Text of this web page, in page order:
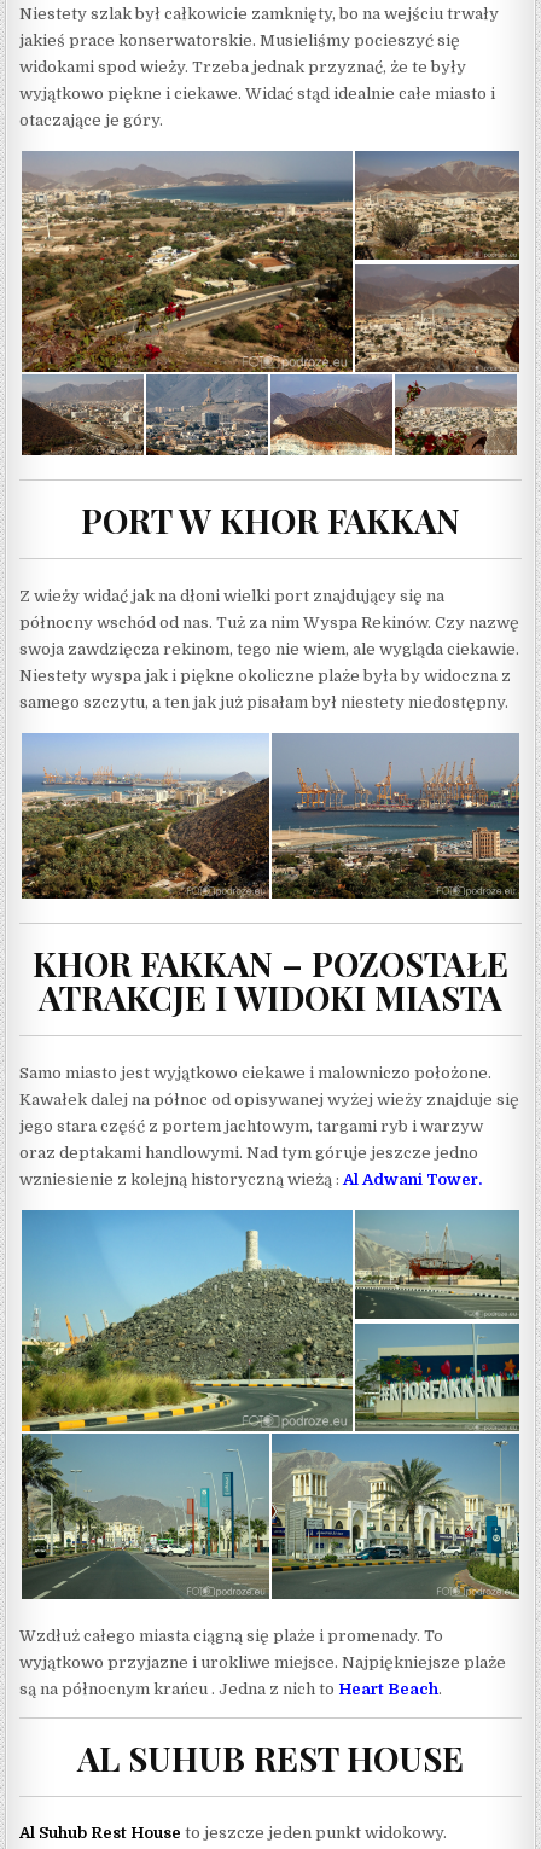
Niestety szlak był całkowicie zamknięty, bo na wejściu trwały
jakieś prace konserwatorskie. Musieliśmy pocieszyć się
widokami spod wieży. Trzeba jednak przyznać, że te były
wyjątkowo piękne i ciekawe. Widać stąd idealnie całe miasto i
otaczające je góry.
PORT W KHOR FAKKAN
Z wieży widać jak na dłoni wielki port znajdujący się na
północny wschód od nas. Tuż za nim Wyspa Rekinów. Czy nazwę
swoja zawdzięcza rekinom, tego nie wiem, ale wygląda ciekawie.
Niestety wyspa jak i piękne okoliczne plaże była by widoczna z
samego szczytu, a ten jak już pisałam był niestety niedostępny.
KHOR FAKKAN – POZOSTAŁE
ATRAKCJE I WIDOKI MIASTA
Samo miasto jest wyjątkowo ciekawe i malowniczo położone.
Kawałek dalej na północ od opisywanej wyżej wieży znajduje się
jego stara część z portem jachtowym, targami ryb i warzyw
oraz deptakami handlowymi. Nad tym góruje jeszcze jedno
wzniesienie z kolejną historyczną wieżą : Al Adwani Tower.
Wzdłuż całego miasta ciągną się plaże i promenady. To
wyjątkowo przyjazne i urokliwe miejsce. Najpiękniejsze plaże
są na północnym krańcu . Jedna z nich to Heart Beach.
AL SUHUB REST HOUSE
Al Suhub Rest House to jeszcze jeden punkt widokowy.